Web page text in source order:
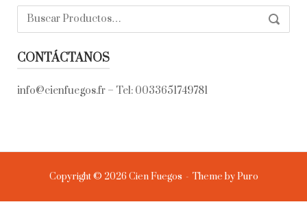
Buscar:
CONTÁCTANOS
info@cienfuegos.fr – Tel: 0033651749781
Copyright © 2026 Cien Fuegos Theme byPuro